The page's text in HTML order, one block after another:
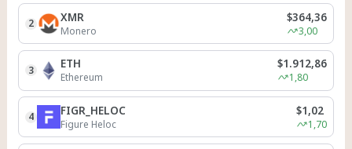
2 XMR
Monero
$364,36
3,00
3 ETH
Ethereum
$1.912,86
1,80
4 FIGR_HELOC
Figure Heloc
$1,02
1,70